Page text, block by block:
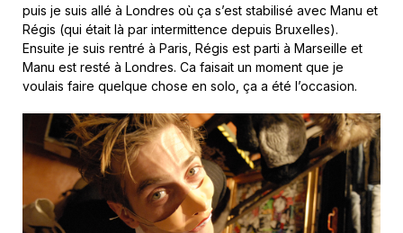
puis je suis allé à Londres où ça s’est stabilisé avec Manu et
Régis (qui était là par intermittence depuis Bruxelles).
Ensuite je suis rentré à Paris, Régis est parti à Marseille et
Manu est resté à Londres. Ca faisait un moment que je
voulais faire quelque chose en solo, ça a été l’occasion.